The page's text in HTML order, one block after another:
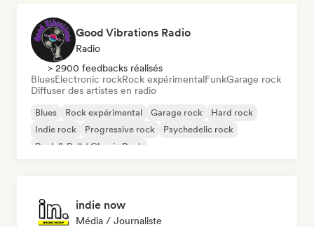
Good Vibrations Radio
Radio
> 2900 feedbacks réalisés
BluesElectronic rockRock expérimentalFunkGarage rock
Diffuser des artistes en radio
Blues Rock expérimental Garage rock
Hard rock
Indie rock
Progressive rock
Psychedelic rock
Rock & Roll / Classic Rock
indie now
Média / Journaliste